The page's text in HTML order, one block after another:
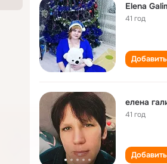
Elena
41 год
елена
41 год